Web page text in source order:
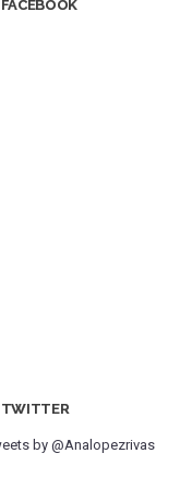
FACEBOOK
TWITTER
by @Analopezrivas